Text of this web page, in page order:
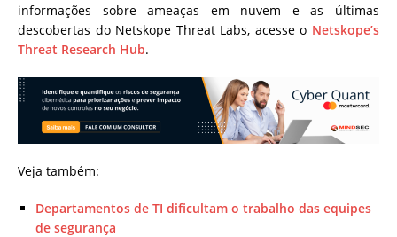
informações sobre ameaças em nuvem e as últimas
descobertas do Netskope Threat Labs, acesse o Netskope’s
Threat Research Hub.
Veja também:
Departamentos de TI dificultam o trabalho das equipes
de segurança